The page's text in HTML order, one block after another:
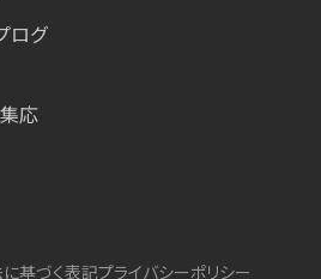
ログ
応
基づく表記プライバシーポリシー